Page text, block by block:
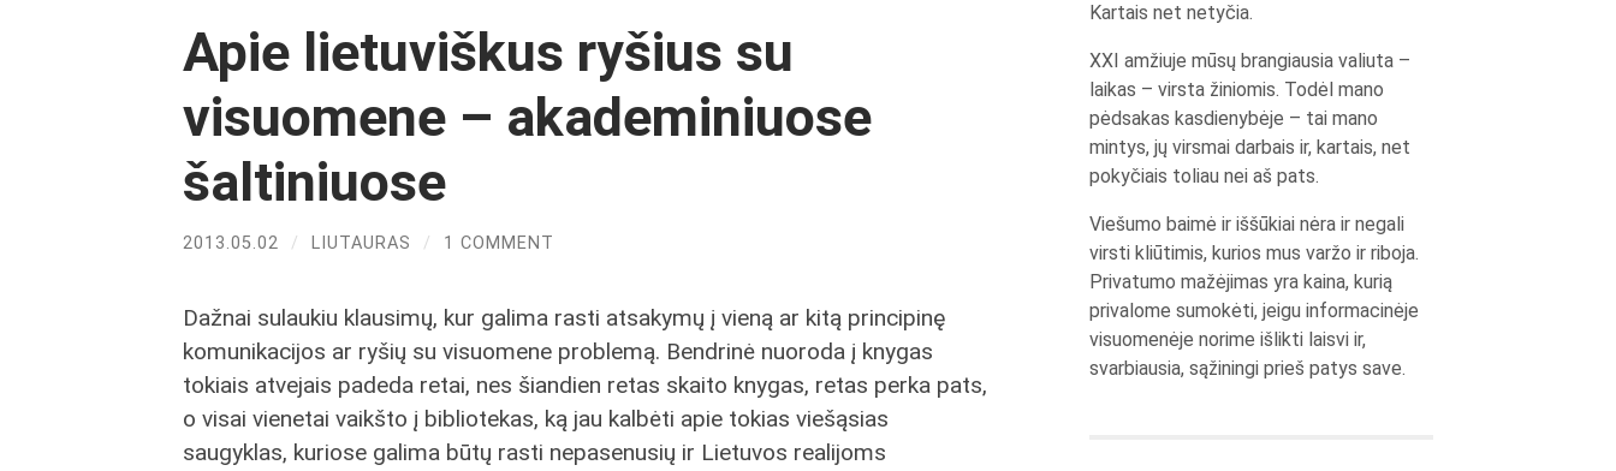
Apie lietuviškus ryšius su
visuomene – akademiniuose
šaltiniuose
2013.05.02 / LIUTAURAS / 1 COMMENT
Dažnai sulaukiu klausimų, kur galima rasti atsakymų į vieną ar kitą principinę
komunikacijos ar ryšių su visuomene problemą. Bendrinė nuoroda į knygas
tokiais atvejais padeda retai, nes šiandien retas skaito knygas, retas perka pats,
o visai vienetai vaikšto į bibliotekas, ką jau kalbėti apie tokias viešąsias
saugyklas, kuriose galima būtų rasti nepasenusių ir Lietuvos realijoms
Kartais net netyčia.
XXI amžiuje mūsų brangiausia valiuta –
laikas – virsta žiniomis. Todėl mano
pėdsakas kasdienybėje – tai mano
mintys, jų virsmai darbais ir, kartais, net
pokyčiais toliau nei aš pats.
Viešumo baimė ir iššūkiai nėra ir negali
virsti kliūtimis, kurios mus varžo ir riboja.
Privatumo mažėjimas yra kaina, kurią
privalome sumokėti, jeigu informacinėje
visuomenėje norime išlikti laisvi ir,
svarbiausia, sąžiningi prieš patys save.